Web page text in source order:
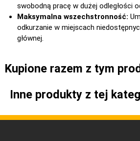
swobodną pracę w dużej odległości
Maksymalna wszechstronność:
odkurzanie w miejscach
głównej.
Kupione razem z tym
Inne produkty z tej